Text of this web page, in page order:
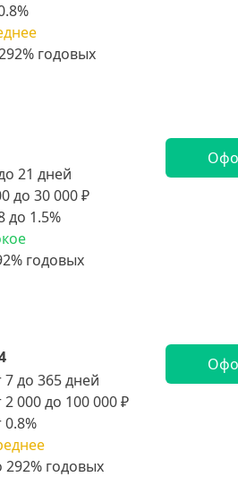
21 дней
до 30 000 ₽
до 1.5%
7 до 365 дней
2 000 до 100 000 ₽
0.8%